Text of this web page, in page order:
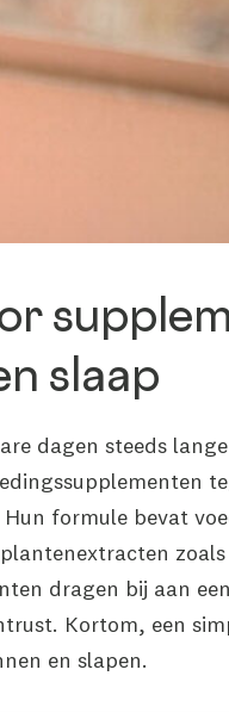
slaap
dagen steeds
formule bevat
dragen bij aan
Kortom, een
en slapen.